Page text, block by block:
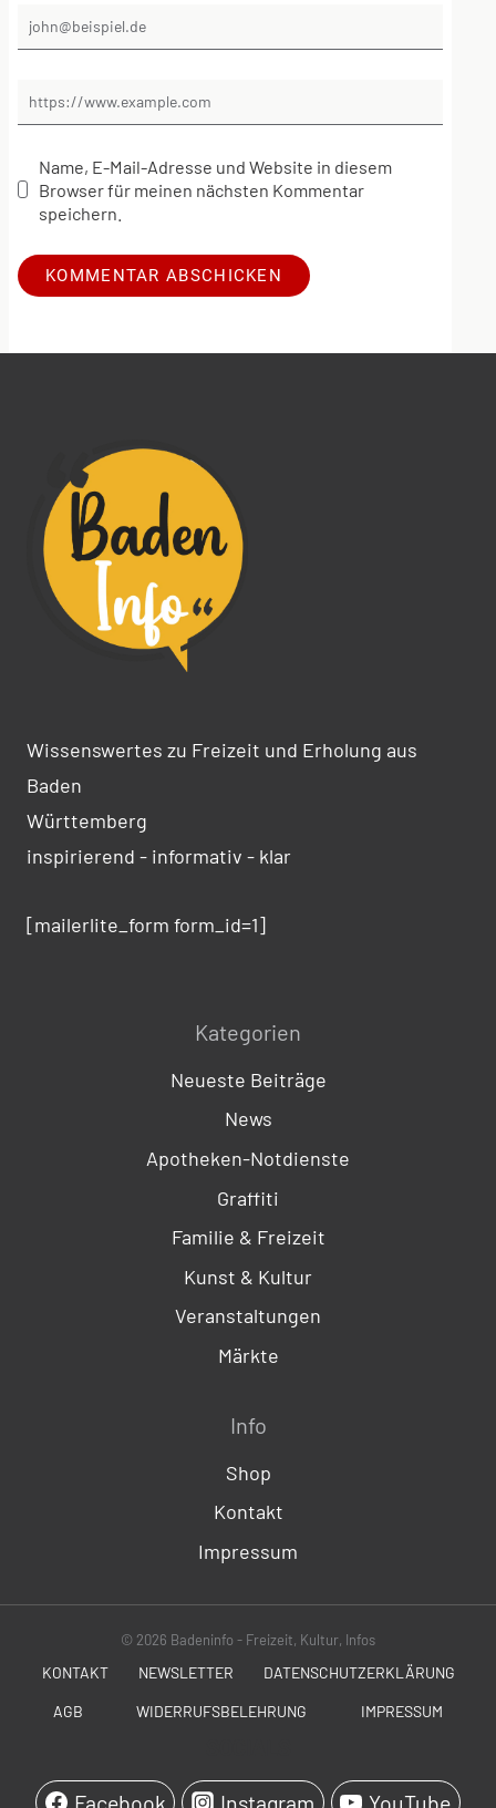
Name, E-Mail-Adresse und Website in diesem
Browser für meinen nächsten Kommentar
speichern.
Wissenswertes zu Freizeit und Erholung aus
Baden
Württemberg
inspirierend - informativ - klar
[mailerlite_form form_id=1]
Kategorien
Neueste Beiträge
News
Apotheken-Notdienste
Graffiti
Familie & Freizeit
Kunst & Kultur
Veranstaltungen
Märkte
Info
Shop
Kontakt
Impressum
© 2026 Badeninfo - Freizeit, Kultur, Infos
KONTAKT NEWSLETTER DATENSCHUTZERKLÄRUNG
AGB WIDERRUFSBELEHRUNG IMPRESSUM
Facebook Instagram YouTube